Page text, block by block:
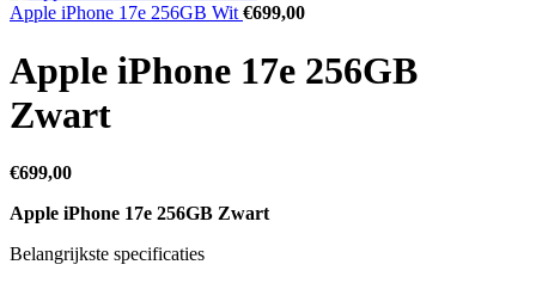
Apple iPhone 17e 256GB Wit €699,00
Apple iPhone 17e 256GB
Zwart
€699,00
Apple iPhone 17e 256GB Zwart
Belangrijkste specificaties